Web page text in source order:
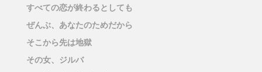
すべての恋が終わるとしても
ぜんぶ、あなたのためだから
そこから先は地獄
その女、ジルバ